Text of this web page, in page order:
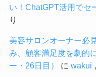
い！ChatGPT活用でセ
り
美容サロンオーナー必
み、顧客満足度を劇的
ー・26日目）
に wakui